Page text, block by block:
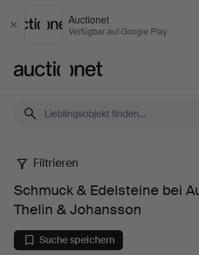
Schließen
Auctionet
Verfügbar auf Google Play
Schmuck
&
Edelsteine
Filtrieren
Schmuck & Edelsteine bei
Thelin & Johansson
Suche speichern